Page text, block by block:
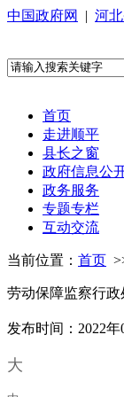
中国政府网 | 河
首页
走进顺平
县长之窗
政府信息公
政务服务
专题专栏
互动交流
当前位置： 首页
劳动保障监察行政
发布时间：2022年
大